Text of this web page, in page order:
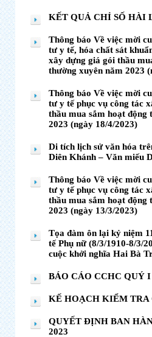
KẾT QUẢ CHỈ SỐ HÀI
Thông báo Về việc mời
tư y tế, hóa chất sát
xây dựng giá gói thầu
thường xuyên năm 2023
Thông báo Về việc mời
tư y tế phục vụ công tác
thầu mua sắm hoạt động
2023 (ngày 18/4/2023)
Di tích lịch sử văn hóa
Diên Khánh – Văn miếu
Thông báo Về việc mời
tư y tế phục vụ công tác
thầu mua sắm hoạt động
2023 (ngày 13/3/2023)
Tọa đàm ôn lại kỷ niệm
tế Phụ nữ (8/3/1910-8/3/
cuộc khởi nghĩa Hai Bà
BÁO CÁO CCHC QUÝ I
KẾ HOẠCH KIỂM TRA
QUYẾT ĐỊNH BAN
2023